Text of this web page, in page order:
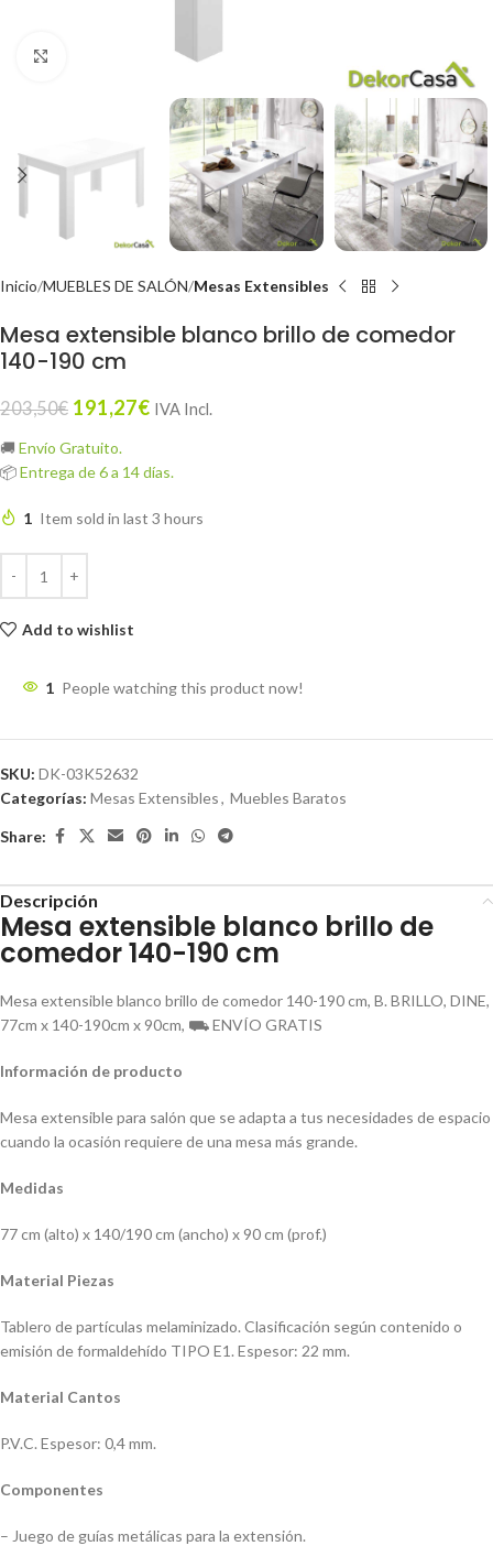
Inicio MUEBLES DE SALÓN Mesas Extensibles
Mesa extensible blanco brillo de comedor
140-190 cm
203,50€ 191,27€ IVA Incl.
🚚 Envío Gratuito.
📦Entrega de 6 a 14 días.
1 Item sold in last 3 hours
Add to wishlist
1 People watching this product now!
SKU: DK-03K52632
Categorías: Mesas Extensibles, Muebles Baratos
Share:
Descripción
Mesa extensible blanco brillo de
comedor 140-190 cm
Mesa extensible blanco brillo de comedor 140-190 cm, B. BRILLO, DINE,
77cm x 140-190cm x 90cm, ⛟ ENVÍO GRATIS
Información de producto
Mesa extensible para salón que se adapta a tus necesidades de espacio
cuando la ocasión requiere de una mesa más grande.
Medidas
77 cm (alto) x 140/190 cm (ancho) x 90 cm (prof.)
Material Piezas
Tablero de partículas melaminizado. Clasificación según contenido o
emisión de formaldehído TIPO E1. Espesor: 22 mm.
Material Cantos
P.V.C. Espesor: 0,4 mm.
Componentes
– Juego de guías metálicas para la extensión.